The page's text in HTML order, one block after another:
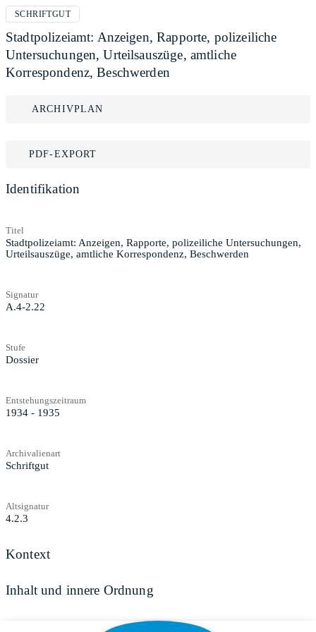
SCHRIFTGUT
Stadtpolizeiamt: Anzeigen, Rapporte, polizeiliche
Untersuchungen, Urteilsauszüge, amtliche
Korrespondenz, Beschwerden
ARCHIVPLAN
PDF-EXPORT
Identifikation
Titel
Stadtpolizeiamt: Anzeigen, Rapporte, polizeiliche Untersuchungen,
Urteilsauszüge, amtliche Korrespondenz, Beschwerden
Signatur
A.4-2.22
Stufe
Dossier
Entstehungszeitraum
1934 - 1935
Archivalienart
Schriftgut
Altsignatur
4.2.3
Kontext
Inhalt und innere Ordnung
Zugangs- und Benutzungsbestimmungen